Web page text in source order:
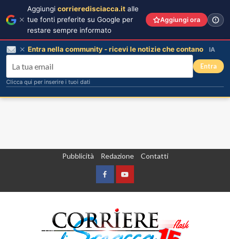
Pubblicità Redazione Contatti
FacebookYountube
Aggiungi corrieredisciacca.it alle
tue fonti preferite su Google per
restare sempre informato
Aggiungi ora
Entra nella community - ricevi le notizie che contano IA
Entra
Clicca qui per inserire i tuoi dati